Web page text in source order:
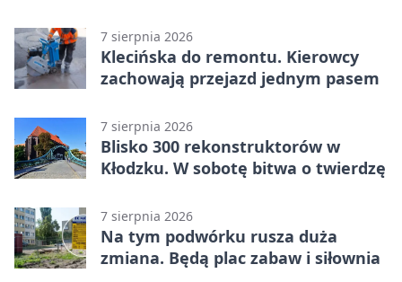
porażka wrocławian
7 sierpnia 2026
Klecińska do remontu. Kierowcy
zachowają przejazd jednym pasem
7 sierpnia 2026
Blisko 300 rekonstruktorów w
Kłodzku. W sobotę bitwa o twierdzę
7 sierpnia 2026
Na tym podwórku rusza duża
zmiana. Będą plac zabaw i siłownia